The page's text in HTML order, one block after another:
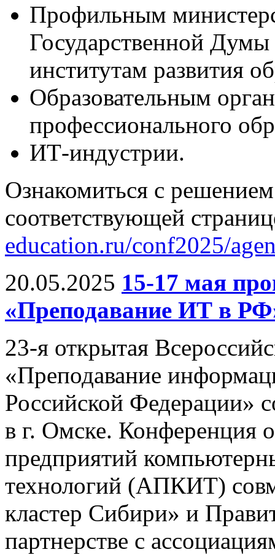
Профильным
Государственной
институтам развития
Образовательным
профессионального
ИТ-индустрии.
Ознакомиться с
соответствующей
education.ru/conf2025/
20.05.2025 15-17 мая
«Преподавание ИТ в
23-я открытая
«Преподавание
Российской Федерации»
в г. Омске. Конференция
предприятий
технологий (АПКИТ)
кластер Сибири» и
партнерстве с